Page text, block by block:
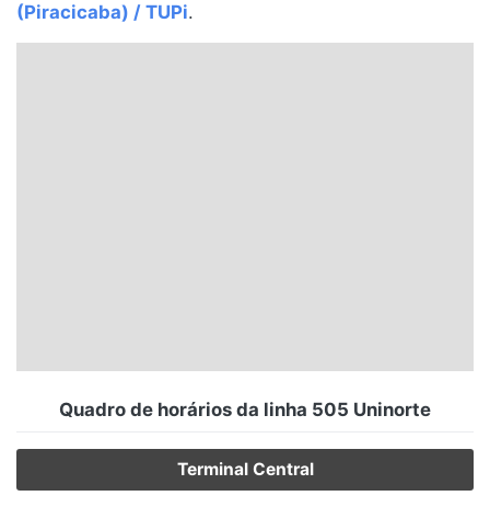
Santa Catarina
(Piracicaba) / TUPi.
Quadro de horários da linha 505 Uninorte
Terminal Central